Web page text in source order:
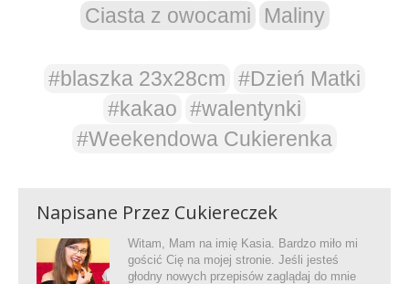
Ciasta z owocami
Maliny
#blaszka 23x28cm #Dzień Matki
#kakao #walentynki
#Weekendowa Cukierenka
Napisane Przez Cukiereczek
Witam, Mam na imię Kasia. Bardzo miło mi
gościć Cię na mojej stronie. Jeśli jesteś
głodny nowych przepisów zaglądaj do mnie